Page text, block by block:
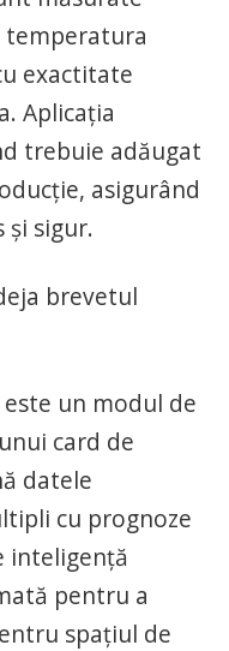
temperatura
exactitate
Aplicația
trebuie adăugat
asigurând
și sigur.
brevetul
un modul de
card de
datele
cu prognoze
inteligență
pentru a
spațiul de